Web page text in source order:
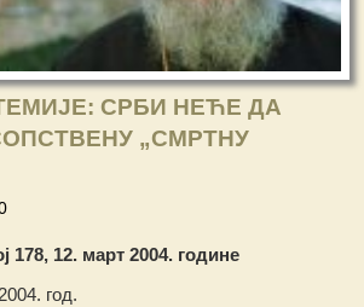
СРБИ НЕЋЕ ДА
„СМРТНУ
12. март 2004. године
год.